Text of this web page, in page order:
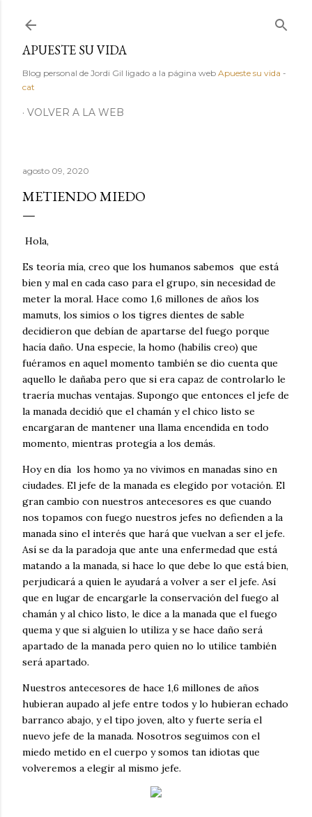
APUESTE SU VIDA
Blog personal de Jordi Gil ligado a la página web Apueste su vida -
cat
VOLVER A LA WEB
agosto 09, 2020
METIENDO MIEDO
Hola,
Es teoría mía, creo que los humanos sabemos que está
bien y mal en cada caso para el grupo, sin necesidad de
meter la moral. Hace como 1,6 millones de años los
mamuts, los simios o los tigres dientes de sable
decidieron que debían de apartarse del fuego porque
hacía daño. Una especie, la homo (habilis creo) que
fuéramos en aquel momento también se dio cuenta que
aquello le dañaba pero que si era capaz de controlarlo le
traería muchas ventajas. Supongo que entonces el jefe de
la manada decidió que el chamán y el chico listo se
encargaran de mantener una llama encendida en todo
momento, mientras protegía a los demás.
Hoy en día los homo ya no vivimos en manadas sino en
ciudades. El jefe de la manada es elegido por votación. El
gran cambio con nuestros antecesores es que cuando
nos topamos con fuego nuestros jefes no defienden a la
manada sino el interés que hará que vuelvan a ser el jefe.
Así se da la paradoja que ante una enfermedad que está
matando a la manada, si hace lo que debe lo que está bien,
perjudicará a quien le ayudará a volver a ser el jefe. Así
que en lugar de encargarle la conservación del fuego al
chamán y al chico listo, le dice a la manada que el fuego
quema y que si alguien lo utiliza y se hace daño será
apartado de la manada pero quien no lo utilice también
será apartado.
Nuestros antecesores de hace 1,6 millones de años
hubieran aupado al jefe entre todos y lo hubieran echado
barranco abajo, y el tipo joven, alto y fuerte sería el
nuevo jefe de la manada. Nosotros seguimos con el
miedo metido en el cuerpo y somos tan idiotas que
volveremos a elegir al mismo jefe.